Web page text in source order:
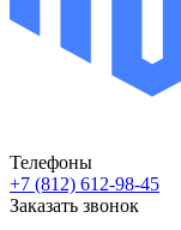
Телефоны
+7 (812) 612-98-45
Заказать звонок